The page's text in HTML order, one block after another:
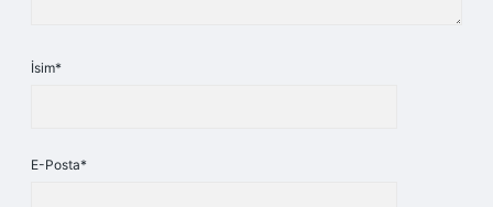
İsim*
E-Posta*